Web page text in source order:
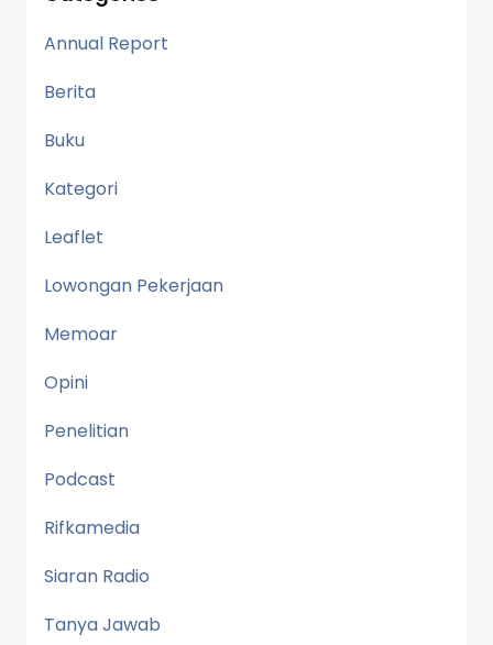
Annual Report
Berita
Buku
Kategori
Leaflet
Lowongan Pekerjaan
Memoar
Opini
Penelitian
Podcast
Rifkamedia
Siaran Radio
Tanya Jawab